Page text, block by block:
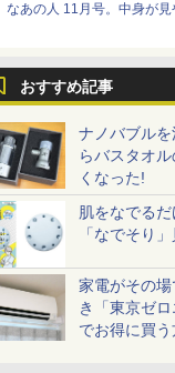
なあの人 11月号。中身が
おすすめ記事
ナノバブル
らバスタオ
くなった!
肌をなでる
「なでそり
家電がその場
き「東京ゼロ
でお得に買